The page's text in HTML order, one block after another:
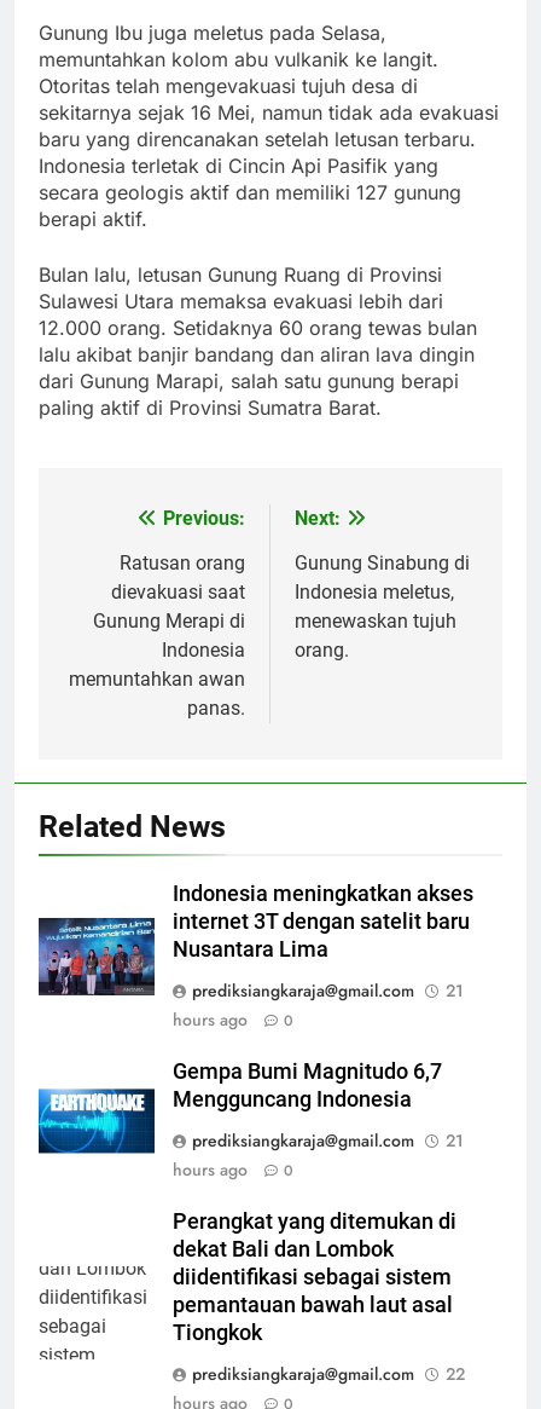
Gunung Ibu juga meletus pada Selasa,
memuntahkan kolom abu vulkanik ke langit.
Otoritas telah mengevakuasi tujuh desa di
sekitarnya sejak 16 Mei, namun tidak ada evakuasi
baru yang direncanakan setelah letusan terbaru.
Indonesia terletak di Cincin Api Pasifik yang
secara geologis aktif dan memiliki 127 gunung
berapi aktif.
Bulan lalu, letusan Gunung Ruang di Provinsi
Sulawesi Utara memaksa evakuasi lebih dari
12.000 orang. Setidaknya 60 orang tewas bulan
lalu akibat banjir bandang dan aliran lava dingin
dari Gunung Marapi, salah satu gunung berapi
paling aktif di Provinsi Sumatra Barat.
navigation
Previous:
Ratusan orang
dievakuasi saat
Gunung Merapi di
Indonesia
memuntahkan awan
panas.
Next:
Gunung Sinabung di
Indonesia meletus,
menewaskan tujuh
orang.
Related News
Indonesia meningkatkan akses
internet 3T dengan satelit baru
Nusantara Lima
prediksiangkaraja@gmail.com
21
hours ago
0
Gempa Bumi Magnitudo 6,7
Mengguncang Indonesia
prediksiangkaraja@gmail.com
21
hours ago
0
Perangkat yang ditemukan di
dekat Bali dan Lombok
diidentifikasi sebagai sistem
pemantauan bawah laut asal
Tiongkok
prediksiangkaraja@gmail.com
22
hours ago
0